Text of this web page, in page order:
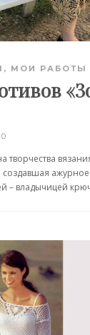
, МОИ РАБОТЫ
0
творчества
– владычицей